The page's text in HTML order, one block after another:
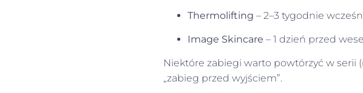
Thermolifting – 2–3 tygodnie
Image Skincare – 1 dzień przed
Niektóre zabiegi warto powtórzyć w serii
„zabieg przed wyjściem”.